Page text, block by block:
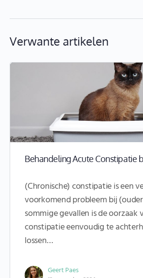
Verwante artikelen
Behandeling Acute Constipatie
(Chronische) constipatie is een
voorkomend probleem bij
sommige gevallen is de oorzaak
constipatie eenvoudig te
lossen…
Geert Paes